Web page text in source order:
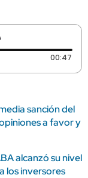
00:47
sanción del
a favor y
alcanzó su nivel
los inversores